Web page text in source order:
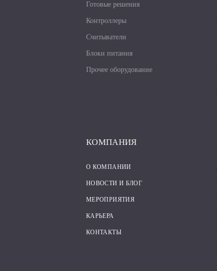
Готовые решения
Контроллеры
Считыватели
Блоки питания
Прочее оборудование
КОМПАНИЯ
О КОМПАНИИ
НОВОСТИ И БЛОГ
МЕРОПРИЯТИЯ
КАРЬЕРА
КОНТАКТЫ